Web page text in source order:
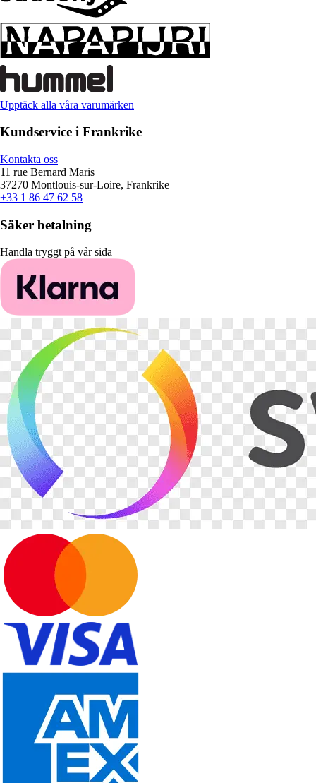
Upptäck alla våra varumärken
Kundservice i Frankrike
Kontakta oss
11 rue Bernard Maris
37270 Montlouis-sur-Loire, Frankrike
+33 1 86 47 62 58
Säker betalning
Handla tryggt på vår sida